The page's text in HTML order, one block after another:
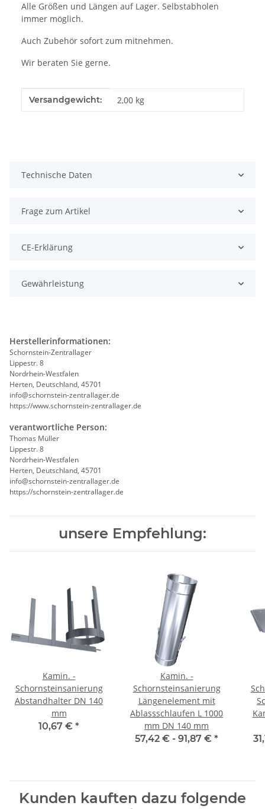
Alle Größen und Längen auf Lager. Selbstabholen
immer möglich.
Auch Zubehör sofort zum mitnehmen.
Wir beraten Sie gerne.
Produkteigenschaft
Wert
Versandgewicht: 2,00 kg
Technische Daten
Frage zum Artikel
CE-Erklärung
Gewährleistung
Herstellerinformationen:
Schornstein-Zentrallager
Lippestr. 8
Nordrhein-Westfalen
Herten, Deutschland, 45701
info@schornstein-zentrallager.de
https://www.schornstein-zentrallager.de
verantwortliche Person:
Thomas Müller
Lippestr. 8
Nordrhein-Westfalen
Herten, Deutschland, 45701
info@schornstein-zentrallager.de
https://schornstein-zentrallager.de
unsere Empfehlung:
Kamin. -
Schornsteinsanierung
Abstandhalter DN 140
mm
10,67 € *
Kamin. -
Schornsteinsanierung
Längenelement mit
Ablassschlaufen L 1000
mm DN 140 mm
57,42 € - 91,87 € *
Kunden kauften dazu folgende